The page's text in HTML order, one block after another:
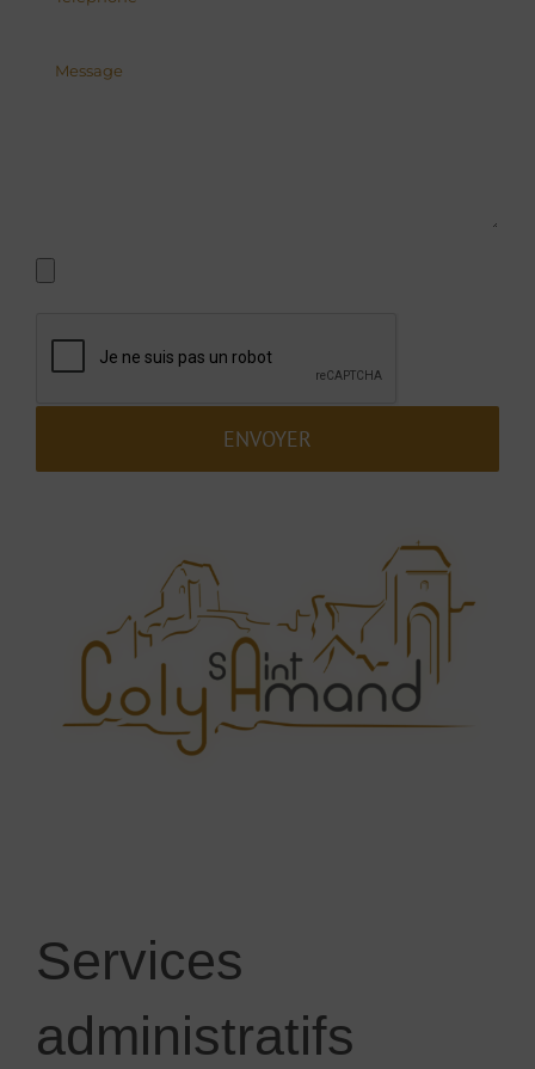
Services
administratifs